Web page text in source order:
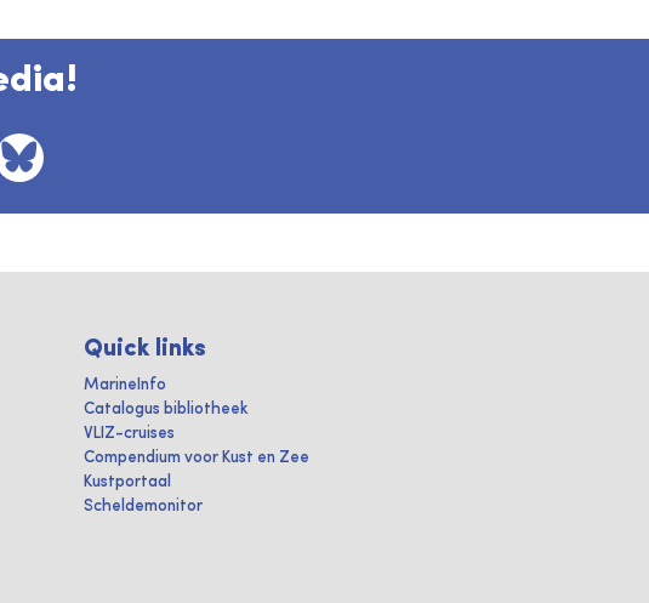
Quick links
MarineInfo
Catalogus bibliotheek
VLIZ-cruises
Compendium voor Kust en Zee
Kustportaal
Scheldemonitor